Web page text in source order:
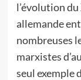
l’évolution
allemande
nombreuses
marxistes
seul exemple